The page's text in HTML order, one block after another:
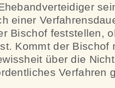
einer
Bischof feststellen,
Kommt der Bischof
über die
Verfahren